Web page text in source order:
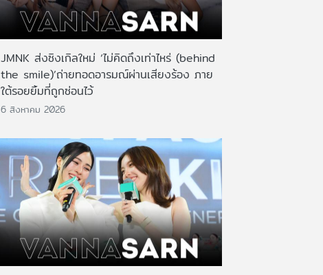
JMNK ส่งซิงเกิลใหม่ ‘ไม่คิดถึงเท่าไหร่ (behind
the smile)’ถ่ายทอดอารมณ์ผ่านเสียงร้อง ภาย
ใต้รอยยิ้มที่ถูกซ่อนไว้
6 สิงหาคม 2026